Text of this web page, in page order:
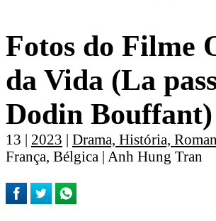
Fotos do Filme
da Vida (La
Dodin Bouffant)
13 | 2023 | Drama, História,
França, Bélgica | Anh Hung Tran